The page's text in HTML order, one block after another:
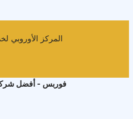
المركز الأوروبي
فوربس - أفضل شركات